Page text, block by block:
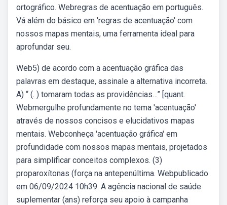
ortográfico. Webregras de acentuação em português.
Vá além do básico em 'regras de acentuação' com
nossos mapas mentais, uma ferramenta ideal para
aprofundar seu.
Web5) de acordo com a acentuação gráfica das
palavras em destaque, assinale a alternativa incorreta.
A) “ (. ) tomaram todas as providências…” [quant.
Webmergulhe profundamente no tema 'acentuação'
através de nossos concisos e elucidativos mapas
mentais. Webconheça 'acentuação gráfica' em
profundidade com nossos mapas mentais, projetados
para simplificar conceitos complexos. (3)
proparoxítonas (força na antepenúltima. Webpublicado
em 06/09/2024 10h39. A agência nacional de saúde
suplementar (ans) reforça seu apoio à campanha